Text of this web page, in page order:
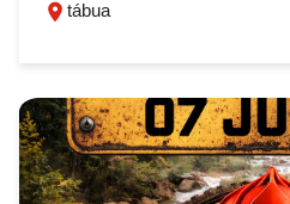
tábua